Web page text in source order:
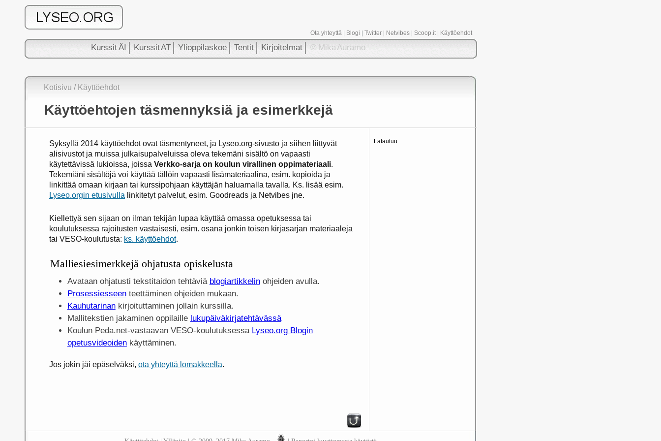
Ota yhteyttä Blogi Twitter Netvibes Scoop.it| Käyttöehdot
Kurssit ÄI Kurssit AT Ylioppilaskoe Tentit Kirjoitelmat © Mika Auramo
Kotisivu / Käyttöehdot
Käyttöehtojen täsmennyksiä ja esimerkkejä
Latautuu
Syksyllä 2014 käyttöehdot ovat täsmentyneet, ja Lyseo.org-sivusto ja siihen liittyvät
alisivustot ja muissa julkaisupalveluissa oleva tekemäni sisältö on vapaasti
käytettävissä lukioissa, joissa Verkko-sarja on koulun virallinen oppimateriaali.
Tekemiäni sisältöjä voi käyttää tällöin vapaasti lisämateriaalina, esim. kopioida ja
linkittää omaan kirjaan tai kurssipohjaan käyttäjän haluamalla tavalla. Ks. lisää esim.
Lyseo.orgin etusivulla linkitetyt palvelut, esim. Goodreads ja Netvibes jne.
Kiellettyä sen sijaan on ilman tekijän lupaa käyttää omassa opetuksessa tai
koulutuksessa rajoitusten vastaisesti, esim. osana jonkin toisen kirjasarjan materiaaleja
tai VESO-koulutusta: ks. käyttöehdot.
Malliesiesimerkkejä ohjatusta opiskelusta
Avataan ohjatusti tekstitaidon tehtäviä blogiartikkelinohjeiden avulla.
Prosessiesseenteettäminen ohjeiden mukaan.
Kauhutarinankirjoituttaminen jollain kurssilla.
Mallitekstien jakaminen oppilaille lukupäiväkirjatehtävässä
Koulun Peda.net-vastaavan VESO-koulutuksessa Lyseo.org Blogin
opetusvideoidenkäyttäminen.
Jos jokin jäi epäselväksi, ota yhteyttä lomakkeella.